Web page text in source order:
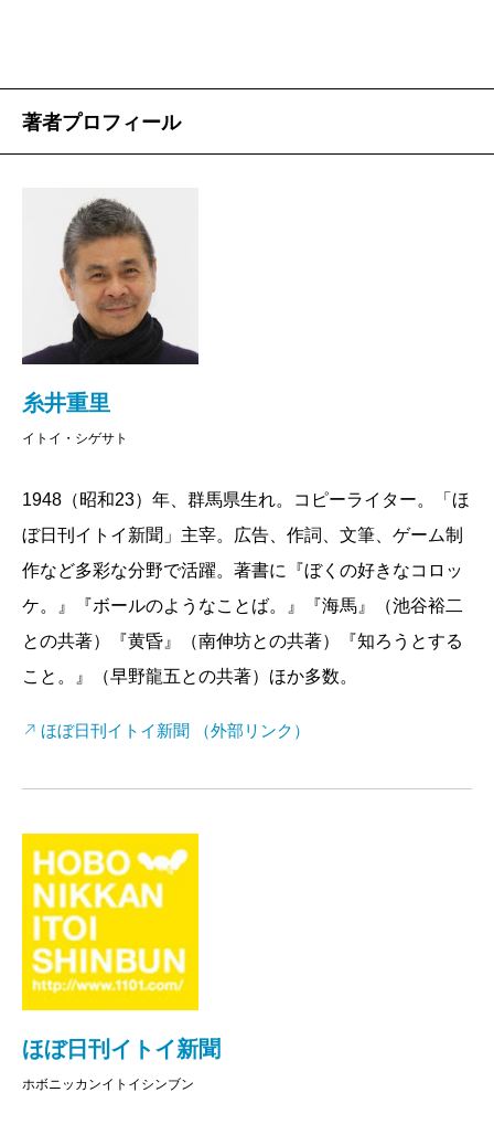
文庫から同時発売されます。
――『言いまつがい』は、タイトルからしてある
種の間違いであるという、じつに意表を突くタイ
トルでした。
これは企画の前に、「言いまつがい」という言葉
がすでにあったんですよ。僕の娘が小さかったこ
ろ、「間違えちゃった」というところを「まつが
えちゃった」と言ったのが、たまらなく面白く
て、心の中でずっと温めていた言葉でした。言い
ったときに、このタイトルをつけて、これで誰で
も気楽に投稿できるようになるな、と思いました
ね。
そもそもこんな企画が始まったのは、僕の考えの
根っこに「間違っているものを嫌がる人に、嫌が
らせをしたい」という気持ちがあるからなんです
の多い国には住みたくないな」ということです
言葉がそのままアイデアになることも多い。「言
いまつがいこそがクリエイティブの基本だ」とい
う気持ちだってあるくらいです。
――『オトナ語の謎。』は、オトナ語という言葉
のジャンルを発見したこと自体が大きい成果です
ね。
ょうね。「カイシャ語」とか「オフィス語」とい
うタイトルだったら、読者の反響も大きくはなら
著者プロフィール
糸井重里
イトイ・シゲサト
1948（昭和23）年、群馬県生れ。コピーライター。「ほ
ぼ日刊イトイ新聞」主宰。広告、作詞、文筆、ゲーム制
作など多彩な分野で活躍。著書に『ぼくの好きなコロッ
ケ。』『ボールのようなことば。』『海馬』（池谷裕二
との共著）『黄昏』（南伸坊との共著）『知ろうとする
こと。』（早野龍五との共著）ほか多数。
ほぼ日刊イトイ新聞 （外部リンク）
ほぼ日刊イトイ新聞
ホボニッカンイトイシンブン